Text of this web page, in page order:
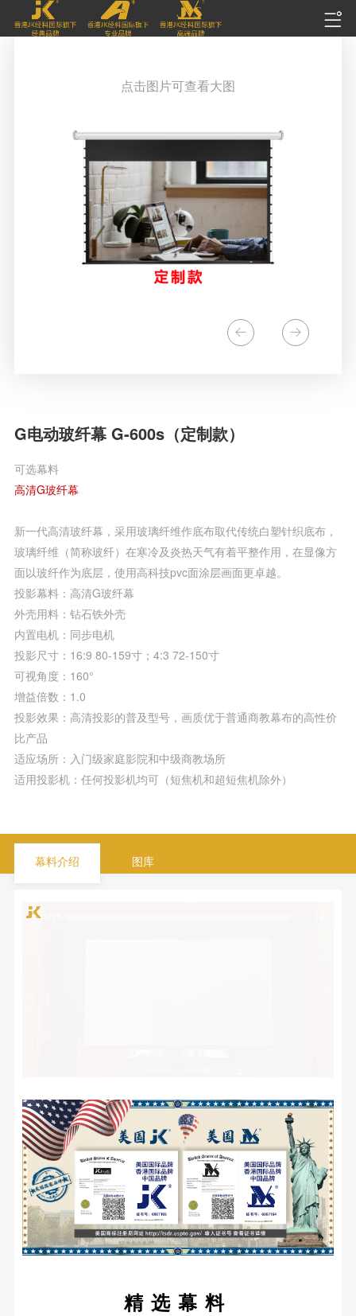
点击图片可查看大图
G电动玻纤幕 G-600s（定制款）
可选幕料
高清G玻纤幕
新一代高清玻纤幕，采用玻璃纤维作底布取代传统白塑针织底布，
玻璃纤维（简称玻纤）在寒冷及炎热天气有着平整作用，在显像方
面以玻纤作为底层，使用高科技pvc面涂层画面更卓越。
投影幕料：高清G玻纤幕
外壳用料：钻石铁外壳
内置电机：同步电机
投影尺寸：16:9 80-159寸；4:3 72-150寸
可视角度：160°
增益倍数：1.0
投影效果：高清投影的普及型号，画质优于普通商教幕布的高性价
比产品
适应场所：入门级家庭影院和中级商教场所
适用投影机：任何投影机均可（短焦机和超短焦机除外）
幕料介绍 图库
精选幕料